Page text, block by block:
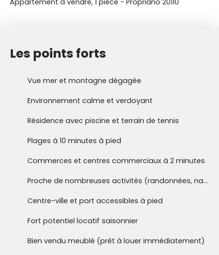
Les points forts
Vue mer et montagne dégagée
Environnement calme et verdoyant
Résidence avec piscine et terrain de tennis
Plages à 10 minutes à pied
Commerces et centres commerciaux à 2 minutes
Proche de nombreuses activités (randonnées, nautisme…)
Centre-ville et port accessibles à pied
Fort potentiel locatif saisonnier
Bien vendu meublé (prêt à louer immédiatement)